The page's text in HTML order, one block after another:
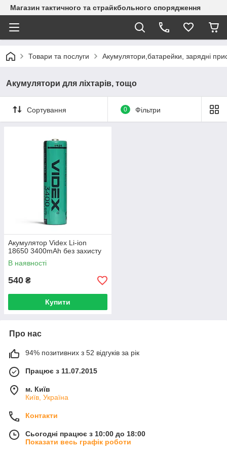
Магазин тактичного та страйкбольного спорядження
Товари та послуги Акумулятори,батарейки, зарядні
Акумулятори для ліхтарів, тощо
Сортування 0 Фільтри
Акумулятор Videx Li-ion
18650 3400mAh без захисту
В наявності
540 ₴
Купити
Про нас
94% позитивних з 52 відгуків за рік
Працює з 11.07.2015
м. Київ
Київ, Україна
Контакти
Сьогодні працює з 10:00 до 18:00
Показати весь графік роботи